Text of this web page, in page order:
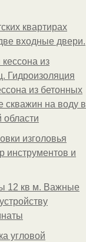
квартирах
входные двери.
из
Гидроизоляция
из бетонных
скважин на воду в
области
изголовья
инструментов и
12 кв м. Важные
углoвoй